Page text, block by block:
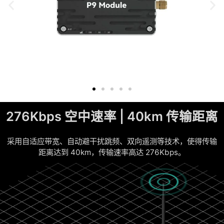
276Kbps 空中速率 | 40km 传输距离
采用自适应带宽、自动避干扰跳频、双向遥测等技术，使得传输
距离达到 40km，传输速率高达 276Kbps。